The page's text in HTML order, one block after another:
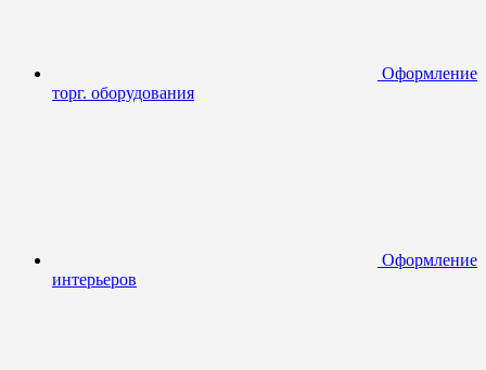
Оформление
торг. оборудования
Оформление
интерьеров